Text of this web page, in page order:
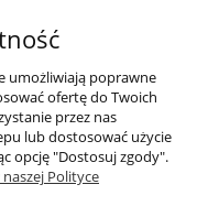
20 21 »
umożliwiają poprawne
ofertę do Twoich
przez nas
lub dostosować użycie
opcję "Dostosuj zgody".
Polityce